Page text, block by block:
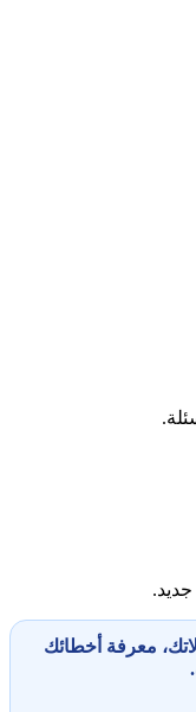
معرفة أخطائك